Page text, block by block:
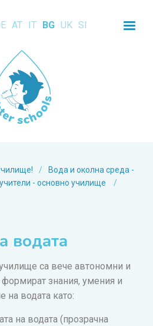
AT IT BG UK SI
/
Вода и околна среда -
- основно училище
/
водата
са вече автономни и
формират знания, умения и
на водата като:
на водата (прозрачна